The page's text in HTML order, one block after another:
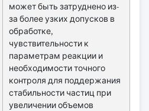
может быть затруднено из-
за более узких допусков в
обработке,
чувствительности к
параметрам реакции и
необходимости точного
контроля для поддержания
стабильности частиц при
увеличении объемов